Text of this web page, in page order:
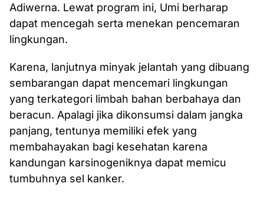
Adiwerna. Lewat program ini, Umi berharap
dapat mencegah serta menekan pencemaran
lingkungan.
Karena, lanjutnya minyak jelantah yang dibuang
sembarangan dapat mencemari lingkungan
yang terkategori limbah bahan berbahaya dan
beracun. Apalagi jika dikonsumsi dalam jangka
panjang, tentunya memiliki efek yang
membahayakan bagi kesehatan karena
kandungan karsinogeniknya dapat memicu
tumbuhnya sel kanker.